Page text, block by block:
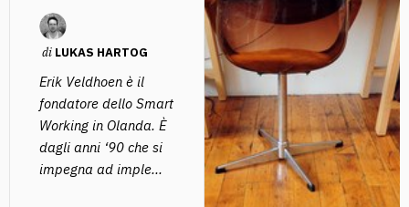
di LUKAS HARTOG
Erik Veldhoen è il
fondatore dello Smart
Working in Olanda. È
dagli anni ‘90 che si
impegna ad imple...